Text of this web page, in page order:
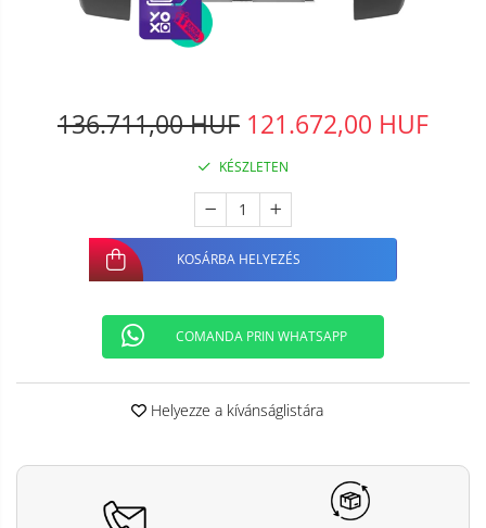
136.711,00 HUF 121.672,00 HUF
KÉSZLETEN
KOSÁRBA HELYEZÉS
COMANDA PRIN WHATSAPP
Helyezze a kívánságlistára